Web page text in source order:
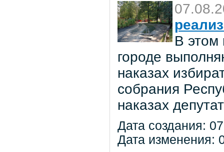
В этом
городе
наказах
собрания
наказах
Дата создания:
Дата изменения: